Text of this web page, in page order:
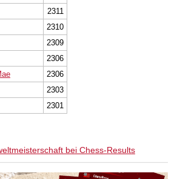
2311
2310
2309
2306
2306
2303
2301
bei Chess-Results